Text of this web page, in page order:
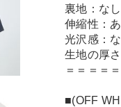
裏地：なし
伸縮性：
光沢感：
生地の厚
＝＝＝＝
■(OFF